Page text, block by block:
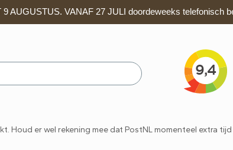
AUGUSTUS. VANAF 27 JULI doordeweeks telefonisch
Houd er wel rekening mee dat PostNL momenteel extra